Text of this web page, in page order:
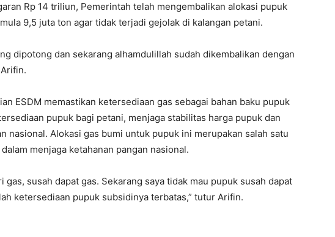
Rp 14 triliun, Pemerintah telah mengembalikan alokasi pupuk
9,5 juta ton agar tidak terjadi gejolak di kalangan petani.
dipotong dan sekarang alhamdulillah sudah dikembalikan dengan
ESDM memastikan ketersediaan gas sebagai bahan baku pupuk
pupuk bagi petani, menjaga stabilitas harga pupuk dan
nasional. Alokasi gas bumi untuk pupuk ini merupakan salah satu
menjaga ketahanan pangan nasional.
gas, susah dapat gas. Sekarang saya tidak mau pupuk susah dapat
ketersediaan pupuk subsidinya terbatas,” tutur Arifin.